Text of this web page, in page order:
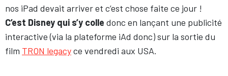
nos iPad devait arriver et c’est chose faite ce jour !
C’est Disney qui s’y colle donc en lançant une publicité
interactive (via la plateforme iAd donc) sur la sortie du
film TRON legacyce vendredi aux USA.